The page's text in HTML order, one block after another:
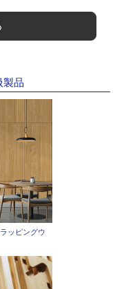
製品
ッピングウ